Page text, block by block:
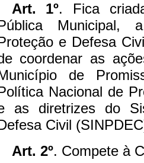
Art. 1º. Fica
Municipal,
e Defesa
coordenar as
de
Nacional de
as diretrizes do
Civil
Art. 2º. Compete à